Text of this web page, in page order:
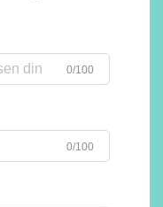
0/100
0/100